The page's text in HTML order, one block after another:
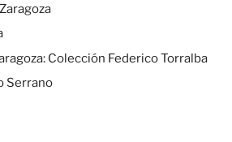
Colección Federico Torralba
Serrano